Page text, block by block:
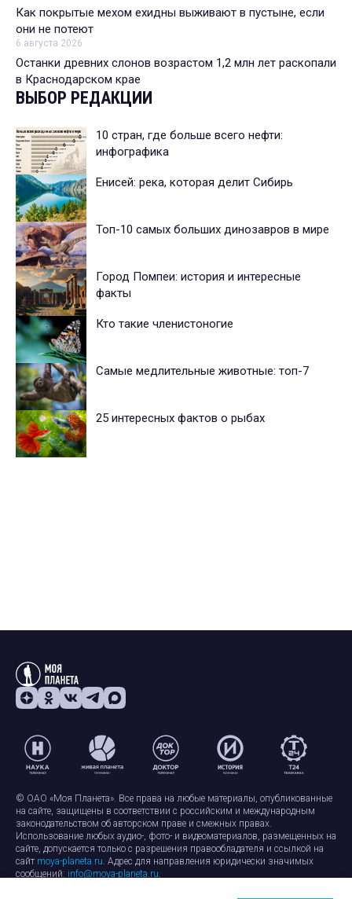
Как покрытые мехом ехидны выживают в пустыне, если
они не потеют
6 августа 2026
Останки древних слонов возрастом 1,2 млн лет раскопали
в Краснодарском крае
ВЫБОР РЕДАКЦИИ
10 стран, где больше всего нефти:
инфографика
Енисей: река, которая делит Сибирь
Топ-10 самых больших динозавров в мире
Город Помпеи: история и интересные
факты
Кто такие членистоногие
Самые медлительные животные: топ-7
25 интересных фактов о рыбах
© ОАО «Моя Планета». Все права на любые материалы, опубликованные
на сайте, защищены в соответствии с российским и международным
законодательством об авторском праве и смежных правах.
Использование любых аудио-, фото- и видеоматериалов, размещенных на
сайте, допускается только с разрешения правообладателя и ссылкой на
сайт moya-planeta.ru. Адрес для направления юридически значимых
сообщений: info@moya-planeta.ru.